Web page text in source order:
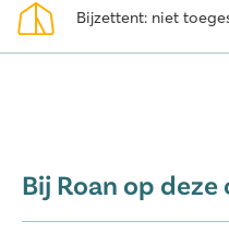
Bijzettent: niet
Bij Roan op